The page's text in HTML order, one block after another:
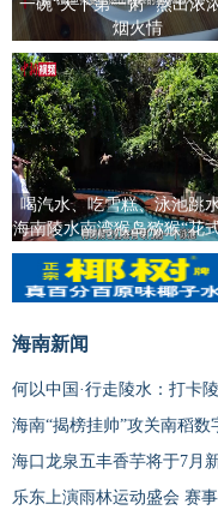
一碗“天下第一粥” 熬出浓
烟火情
喝汽水、吃雪糕、泳池
海南陵水南湾猴岛猕猴“花
海南新闻
何以中国·行走陵水：打卡
海南“揭榜挂帅”攻关南稻
海口龙泉五丰香芋将于7月
乐东上演雨林运动盛会 赛